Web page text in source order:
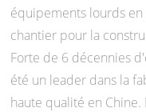
équipements lourds
chantier pour la
Forte de 6 décennies
été un leader dans la
haute qualité en